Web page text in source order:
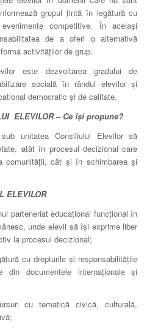
grupul ţintă în legătură cu
competitive. În acelaşi
de a oferi o alternativă
activităţilor de grup.
este dezvoltarea gradului de
socială în rândul elevilor şi
democratic şi de calitate.
ELEVILOR – Ce îşi propune?
unitatea Consiliului Elevilor să
atât în procesul decizional care
comunităţii, cât şi în schimbarea şi
ELEVILOR
parteneriat educaţional funcţional în
unde elevii să îşi exprime liber
la procesul decizional;
cu drepturile şi responsabilităţile
documentele internaţionale şi
cu tematică civică, culturală,